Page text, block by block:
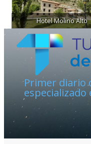
Hotel Molino Alto
Primer diario
especializado